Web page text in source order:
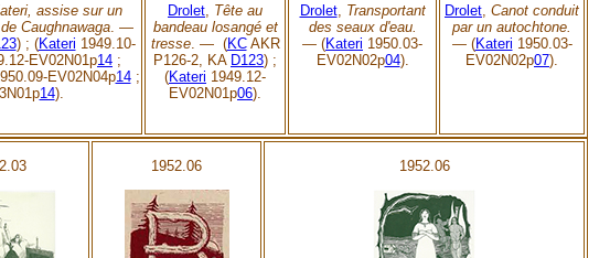
assise sur un
Caughnawaga . —
) ; (Kateri 1949.10-
EV02N01p14 ;
EV02N04p14;
14).
Drolet Tête au
bandeau losangé et
tresse. — (KCAKR
P126-2, KA D123) ;
(Kateri 1949.12-
EV02N01p06).
Drolet, Transportant
des seaux d'eau.
— (Kateri 1950.03-
EV02N02p04).
Drolet Canot conduit
par un autochtone.
— (Kateri 1950.03-
EV02N02p07).
1952.06 1952.06